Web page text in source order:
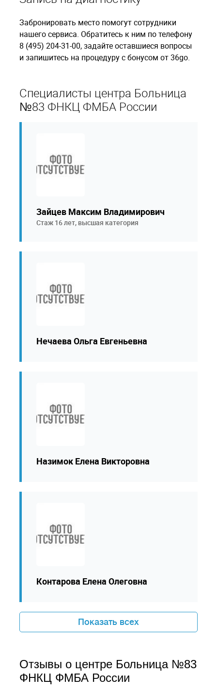
Забронировать место помогут сотрудники
нашего сервиса. Обратитесь к ним по телефону
8 (495) 204-31-00, задайте оставшиеся вопросы
и запишитесь на процедуру с бонусом от 36go.
Специалисты центра Больница
№83 ФНКЦ ФМБА России
Зайцев Максим Владимирович
Стаж 16 лет, высшая категория
Нечаева Ольга Евгеньевна
Назимок Елена Викторовна
Контарова Елена Олеговна
Показать всех
Отзывы о центре Больница №83
ФНКЦ ФМБА России